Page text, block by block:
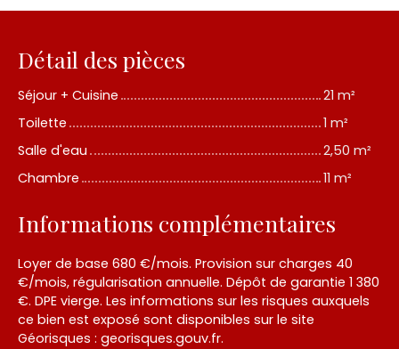
Détail des pièces
Séjour + Cuisine
21 m²
Toilette
1 m²
Salle d'eau
2,50 m²
Chambre
11 m²
Informations complémentaires
Loyer de base 680 €/mois. Provision sur charges 40
€/mois, régularisation annuelle. Dépôt de garantie 1 380
€. DPE vierge. Les informations sur les risques auxquels
ce bien est exposé sont disponibles sur le site
Géorisques : georisques.gouv.fr.